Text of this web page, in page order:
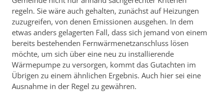
regeln. Sie wäre auch gehalten, zunächst auf Heizungen
zuzugreifen, von denen Emissionen ausgehen. In dem
etwas anders gelagerten Fall, dass sich jemand von einem
bereits bestehenden Fernwärmenetzanschluss lösen
möchte, um sich über eine neu zu installierende
Wärmepumpe zu versorgen, kommt das Gutachten im
Übrigen zu einem ähnlichen Ergebnis. Auch hier sei eine
Ausnahme in der Regel zu gewähren.